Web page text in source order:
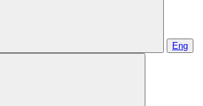
Eng